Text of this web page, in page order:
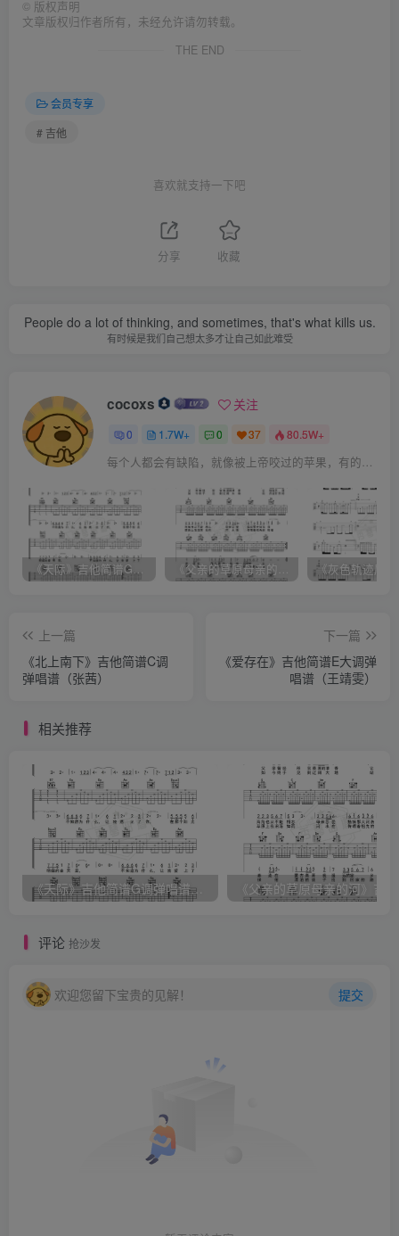
© 版权声明
文章版权归作者所有，未经允许请勿转载。
THE END
会员专享
# 吉他
喜欢就支持一下吧
分享 收藏
People do a lot of thinking, and sometimes, that's what kills us.
有时候是我们自己想太多才让自己如此难受
cocoxs 关注
0 1.7W+ 0 37 80.5W+
每个人都会有缺陷，就像被上帝咬过的苹果，有的人缺陷比较大，正是因为上帝特别喜欢他的芬芳
《天际》吉他简谱G调弹唱谱（姜玉阳） 《父亲的草原母亲的河》吉他简谱C调弹唱谱（腾格尔）
上一篇
《北上南下》吉他简谱C调
弹唱谱（张茜）
下一篇
《爱存在》吉他简谱E大调弹
唱谱（王靖雯）
相关推荐
《天际》吉他简谱G调弹唱谱（姜玉阳）
评论 抢沙发
欢迎您留下宝贵的见解！ 提交